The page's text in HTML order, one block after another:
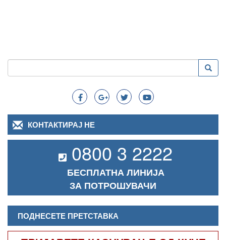
Search
Пребарување
КОНТАКТИРАЈ НЕ
0800 3 2222
БЕСПЛАТНА ЛИНИЈА
ЗА ПОТРОШУВАЧИ
ПОДНЕСЕТЕ ПРЕТСТАВКА